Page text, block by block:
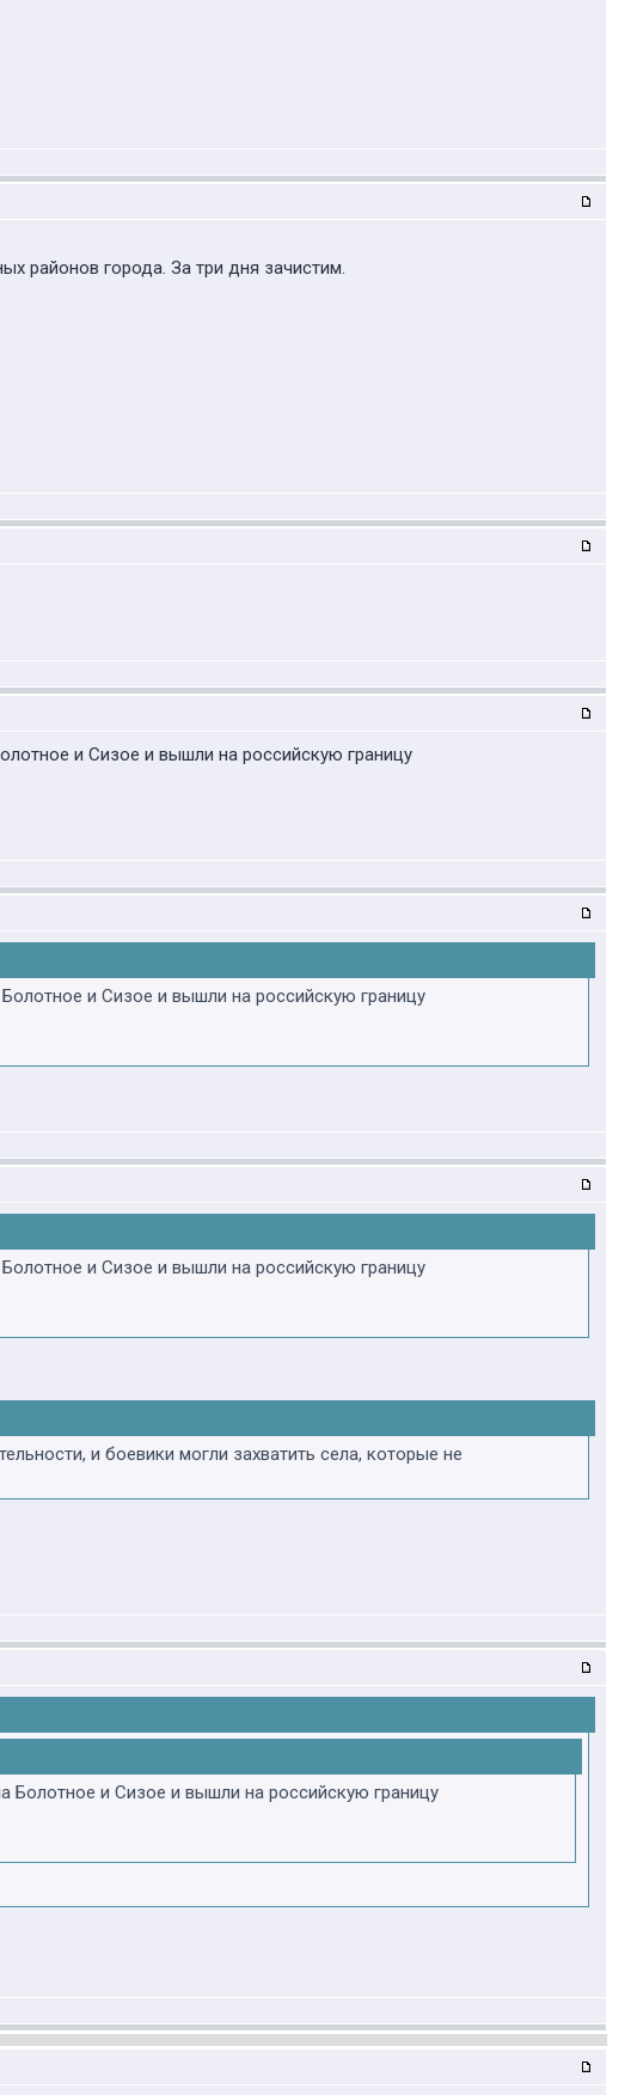
районов города. За три дня зачистим.
и Сизое и вышли на российскую границу
и Сизое и вышли на российскую границу
и Сизое и вышли на российскую границу
и боевики могли захватить села, которые не
Болотное и Сизое и вышли на российскую границу